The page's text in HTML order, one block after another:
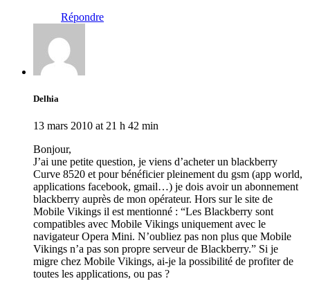
Répondre
Delhia
13 mars 2010 at 21 h 42 min
Bonjour,
J’ai une petite question, je viens d’acheter un blackberry
Curve 8520 et pour bénéficier pleinement du gsm (app world,
applications facebook, gmail…) je dois avoir un abonnement
blackberry auprès de mon opérateur. Hors sur le site de
Mobile Vikings il est mentionné : “Les Blackberry sont
compatibles avec Mobile Vikings uniquement avec le
navigateur Opera Mini. N’oubliez pas non plus que Mobile
Vikings n’a pas son propre serveur de Blackberry.” Si je
migre chez Mobile Vikings, ai-je la possibilité de profiter de
toutes les applications, ou pas ?